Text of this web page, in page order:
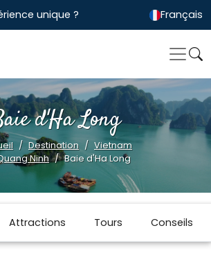
unique ? Français
d'Ha Long
Destination
Vietnam
Ninh
Baie d'Ha Long
Attractions Tours Conseils